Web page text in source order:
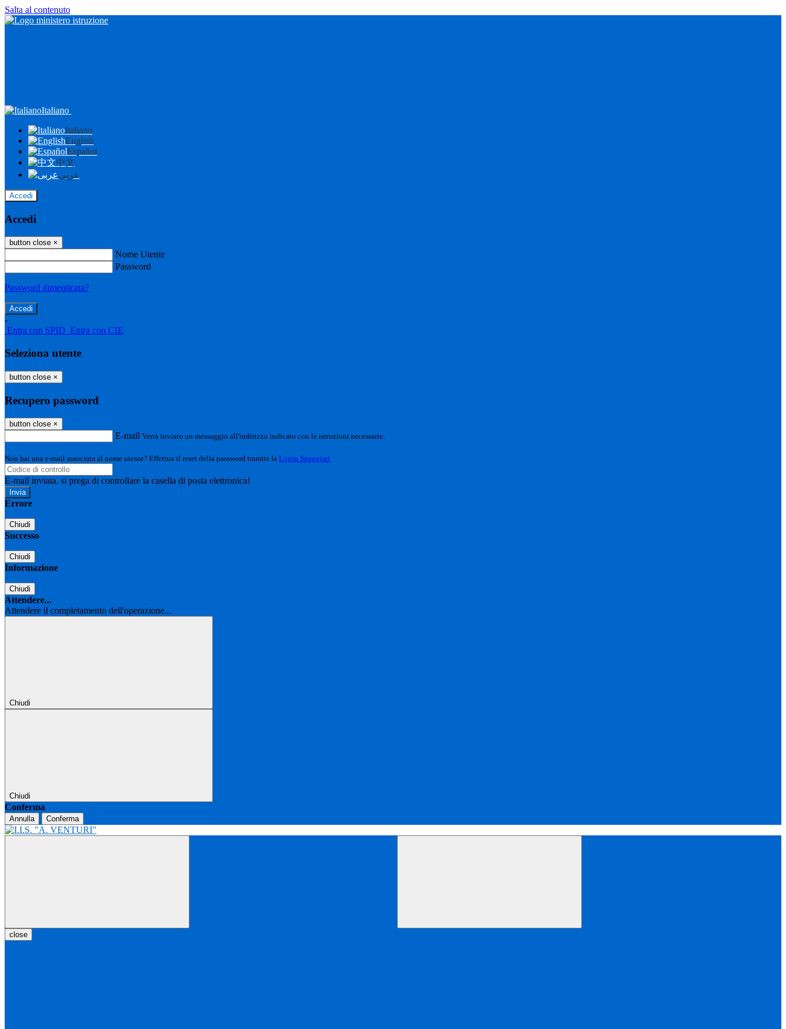
Salta al contenuto
Italiano
Italiano
English
Español
中文
عربى
Accedi
Accedi
button close ×
Nome Utente
Password
Password dimenticata?
-
Entra con SPID Entra con CIE
Seleziona utente
button close ×
Recupero password
button close ×
E-mail Verrà inviato un messaggio all'indirizzo indicato con le istruzioni necessarie.
Non hai una e-mail associata al nome utente? Effettua il reset della password tramite la Login Spaggiari
E-mail inviata, si prega di controllare la casella di posta elettronica!
Errore
Chiudi
Successo
Chiudi
Informazione
Chiudi
Attendere...
Attendere il completamento dell'operazione...
Chiudi
Chiudi
Conferma
Annulla Conferma
close